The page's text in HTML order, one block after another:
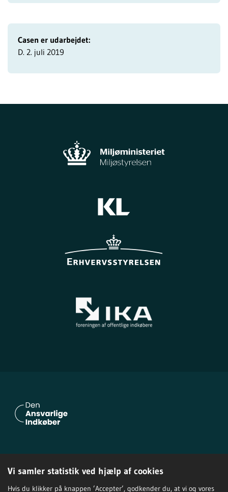
Vi samler statistik ved hjælp af cookies
Hvis du klikker på knappen ’Accepter’, godkender du, at vi og vores
Casen er udarbejdet:
D. 2. juli 2019
Privatlivspolitik
Tilgængelighedserklæring